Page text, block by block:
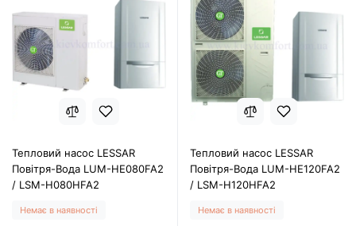
Тепловий насос LESSAR
Повітря-Вода LUM-HE080FA2
/ LSM-H080HFA2
Немає в наявності
Тепловий насос LESSAR
Повітря-Вода LUM-HE120FA2
/ LSM-H120HFA2
Немає в наявності